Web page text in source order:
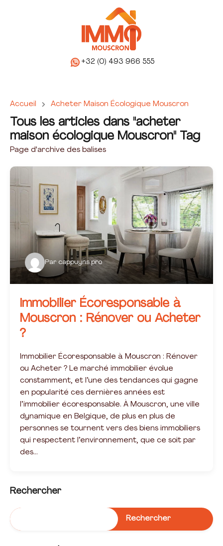
+32 (0) 493 966 555
Accueil Acheter Maison Écologique Mouscron
Tous les articles dans "acheter
maison écologique Mouscron" Tag
Page d'archive des balises
Par cappuyns.pro
Immobilier Écoresponsable à
Mouscron : Rénover ou Acheter
?
Immobilier Écoresponsable à Mouscron : Rénover
ou Acheter ? Le marché immobilier évolue
constamment, et l’une des tendances qui gagne
en popularité ces dernières années est
l’immobilier écoresponsable. À Mouscron, une ville
dynamique en Belgique, de plus en plus de
personnes se tournent vers des biens immobiliers
qui respectent l’environnement, que ce soit par
des…
Rechercher
Rechercher